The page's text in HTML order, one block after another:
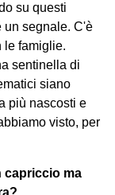
su questi
un segnale. C'è
le famiglie.
sentinella di
siano
più nascosti e
visto, per
capriccio ma